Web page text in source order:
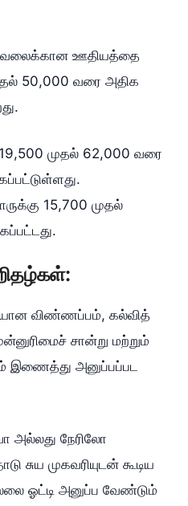
ஊதியத்தை
50,000 வரை அதிக
19,500 முதல் 62,000 வரை
15,700 முதல்
விண்ணப்பம், கல்வித்
சான்று மற்றும்
இணைத்து அனுப்பப்பட
அல்லது நேரிலோ
முகவரியுடன் கூடிய
ஓட்டி அனுப்ப வேண்டும்